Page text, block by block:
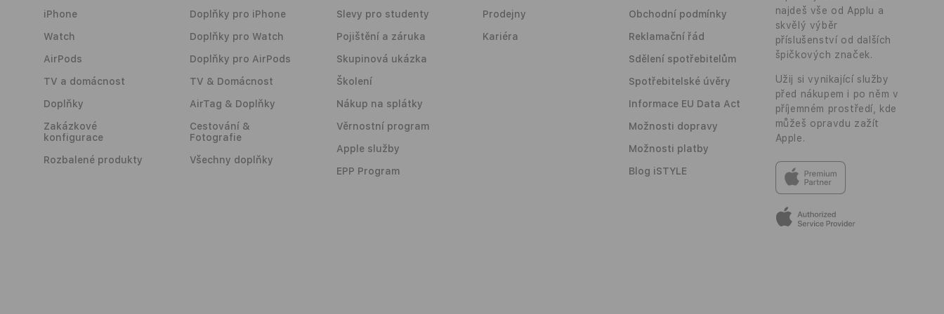
iPhone
Watch
AirPods
TV a domácnost
Doplňky
Zakázkové
konfigurace
Rozbalené produkty
Doplňky pro iPhone
Doplňky pro Watch
Doplňky pro AirPods
TV & Domácnost
AirTag & Doplňky
Cestování &
Fotografie
Všechny doplňky
Slevy pro studenty
Pojištění a záruka
Skupinová ukázka
Školení
Nákup na splátky
Věrnostní program
Apple služby
EPP Program
Prodejny
Kariéra
Obchodní podmínky
Reklamační řád
Sdělení spotřebitelům
Spotřebitelské úvěry
Informace EU Data Act
Možnosti dopravy
Možnosti platby
Blog iSTYLE
najdeš vše od Applu a
skvělý výběr
příslušenství od dalších
špičkových značek.
Užij si vynikající služby
před nákupem i po něm v
příjemném prostředí, kde
můžeš opravdu zažít
Apple.